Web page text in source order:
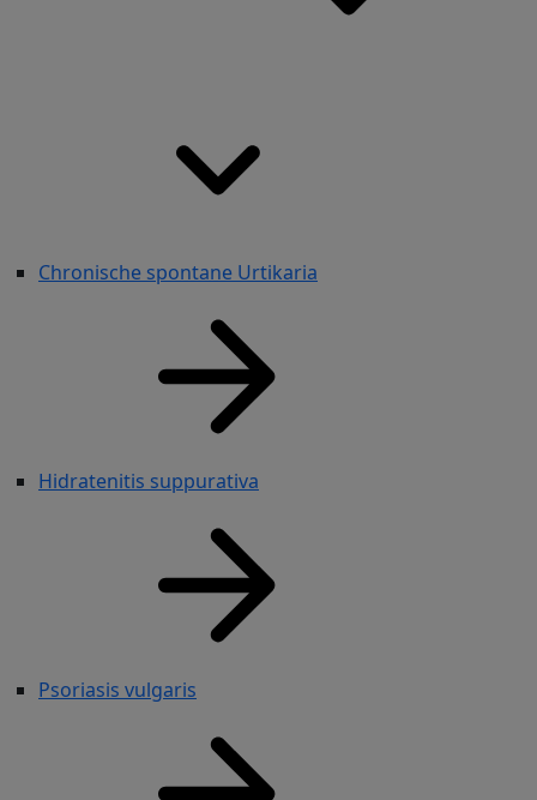
Chronische spontane Urtikaria
Hidratenitis suppurativa
Psoriasis vulgaris